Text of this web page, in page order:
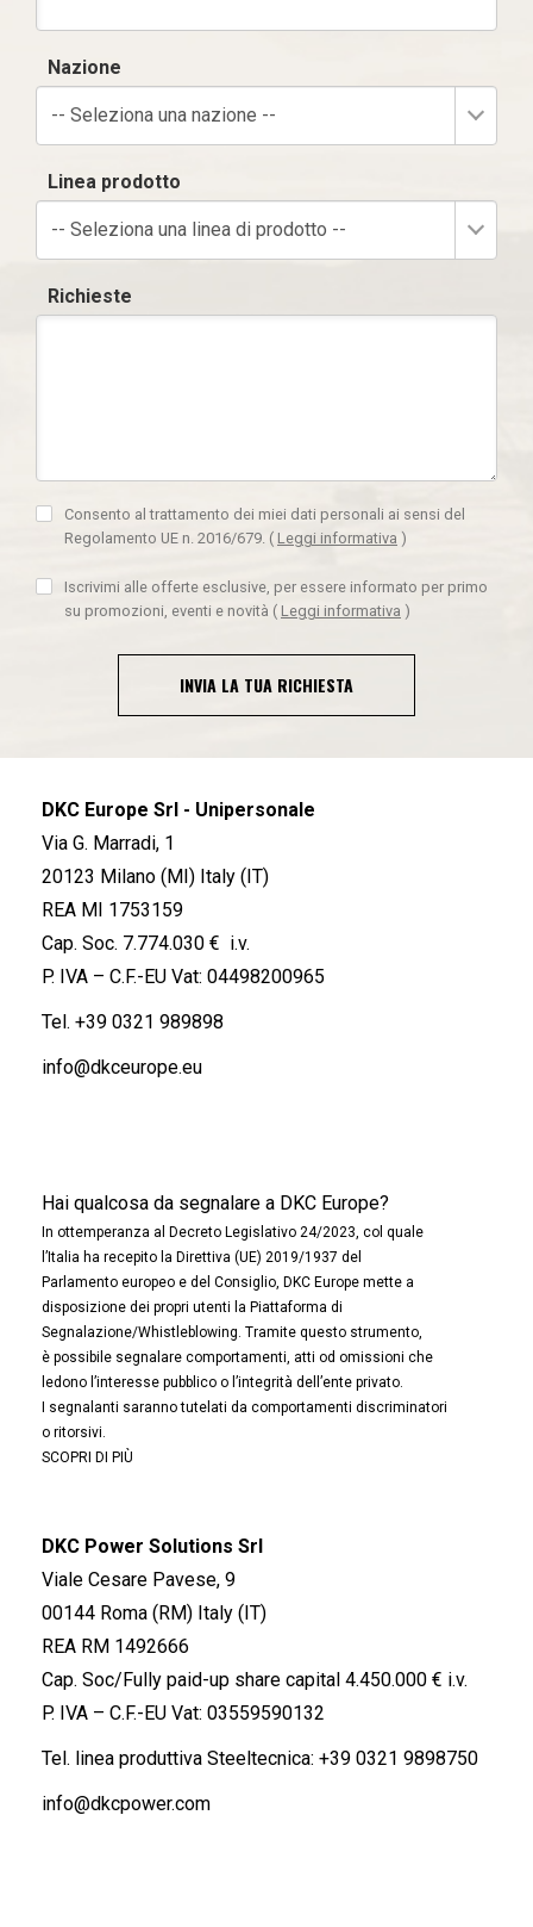
Nazione
-- Seleziona una nazione --
Linea prodotto
-- Seleziona una linea di prodotto --
Richieste
Consento al trattamento dei miei dati personali ai sensi del
Regolamento UE n. 2016/679. ( Leggi informativa )
Iscrivimi alle offerte esclusive, per essere informato per primo
su promozioni, eventi e novità ( Leggi informativa )
INVIA LA TUA RICHIESTA
DKC Europe Srl - Unipersonale
Via G. Marradi, 1
20123 Milano (MI) Italy (IT)
REA MI 1753159
Cap. Soc. 7.774.030 € i.v.
P. IVA – C.F.-EU Vat: 04498200965
Tel. +39 0321 989898
info@dkceurope.eu
Hai qualcosa da segnalare a DKC Europe?
In ottemperanza al Decreto Legislativo 24/2023, col quale
l’Italia ha recepito la Direttiva (UE) 2019/1937 del
Parlamento europeo e del Consiglio, DKC Europe mette a
disposizione dei propri utenti la Piattaforma di
Segnalazione/Whistleblowing. Tramite questo strumento,
è possibile segnalare comportamenti, atti od omissioni che
ledono l’interesse pubblico o l’integrità dell’ente privato.
I segnalanti saranno tutelati da comportamenti discriminatori
o ritorsivi.
SCOPRI DI PIÙ
DKC Power Solutions Srl
Viale Cesare Pavese, 9
00144 Roma (RM) Italy (IT)
REA RM 1492666
Cap. Soc/Fully paid-up share capital 4.450.000 € i.v.
P. IVA – C.F.-EU Vat: 03559590132
Tel. linea produttiva Steeltecnica: +39 0321 9898750
info@dkcpower.com